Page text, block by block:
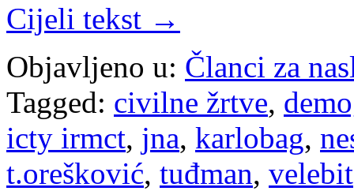
Cijeli tekst →
Objavljeno u: Članci za
Tagged: civilne žrtve,
icty irmct, jna, karlobag,
t.orešković, tuđman, velebit